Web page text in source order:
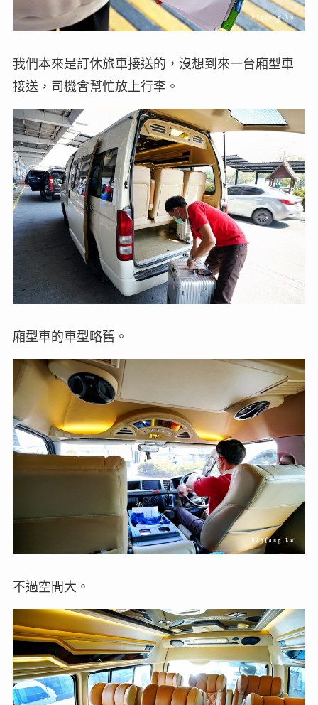
我們本來是訂休旅車接送的，沒想到來一台廂型車
接送，司機會幫忙放上行李。
廂型車的車型略舊。
不過空間大。